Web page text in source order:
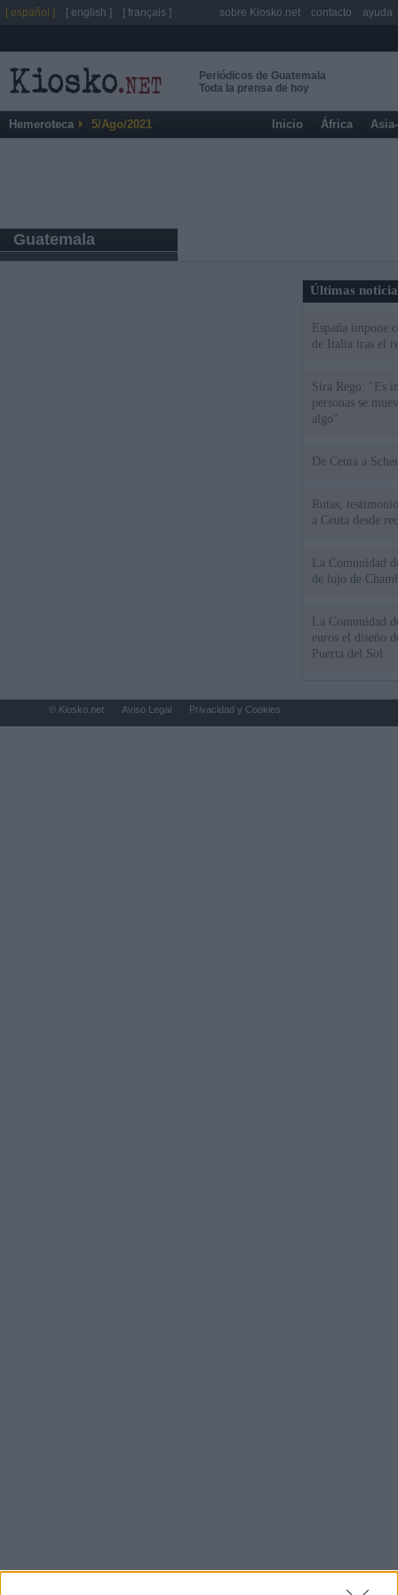
Periódicos de Guatemala
Toda la prensa de hoy
Hemeroteca 5/Ago/2021 Inicio África
Guatemala
Últimas
España impone
de Italia tras el
Sira Rego: "Es
personas se
algo"
De
Rutas,
a Ceuta desde
La Comunidad
de lujo de
La Comunidad
euros el diseño
Puerta del Sol
[ español ] [ english ] [ français ] sobre Kiosko.net contacto ayuda
© Kiosko.net Aviso Legal Privacidad y Cookies